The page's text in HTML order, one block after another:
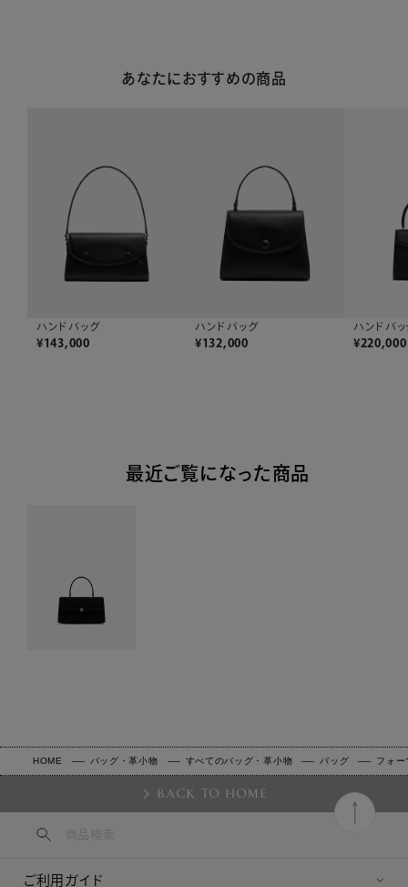
あなたにおすすめの商品
ハンドバッグ
¥143,000
ハンドバッグ
¥132,000
ハンドバ
¥220,000
最近ご覧になった商品
HOME バッグ・革小物 すべてのバッグ・革小物 バッグ フォー
BACK TO HOME
ご利用ガイド